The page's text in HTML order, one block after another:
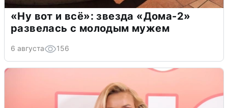
«Ну вот и всё»: звезда «Дома-2»
развелась с молодым мужем
6 августа 156